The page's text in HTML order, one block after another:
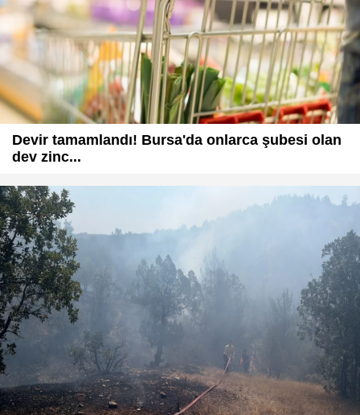
Devir tamamlandı! Bursa'da onlarca şubesi olan
dev zinc...